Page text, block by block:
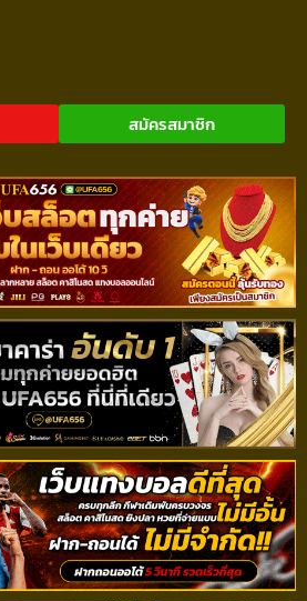
สมัครสมาชิก